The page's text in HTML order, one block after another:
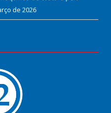
de 2026